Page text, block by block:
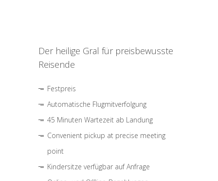
Der heilige Gral für preisbewusste
Reisende
Festpreis
Automatische Flugmitverfolgung
45 Minuten Wartezeit ab Landung
Convenient pickup at precise meeting
point
Kindersitze verfügbar auf Anfrage